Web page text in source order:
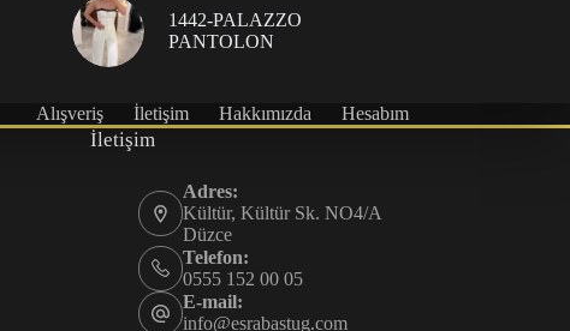
1442-PALAZZO
PANTOLON
Alışveriş İletişim Hakkımızda
Hesabım
İletişim
Adres:
Kültür, Kültür Sk. NO4/A
Düzce
Telefon:
0555 152 00 05
E-mail:
info@esrabastug.com